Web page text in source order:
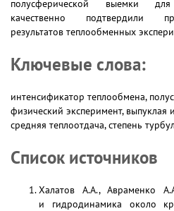
полусферической выемки
качественно подтвердили
результатов теплообменных
Ключевые слова:
интенсификатор теплообмена,
физический эксперимент, выпуклая
средняя теплоотдача, степень
Список источников
Халатов А.А., Авраменко
и гидродинамика около